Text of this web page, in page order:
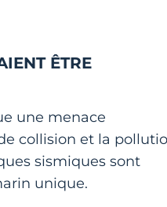
ÊTRE
une menace
collision et la
sismiques sont
unique.